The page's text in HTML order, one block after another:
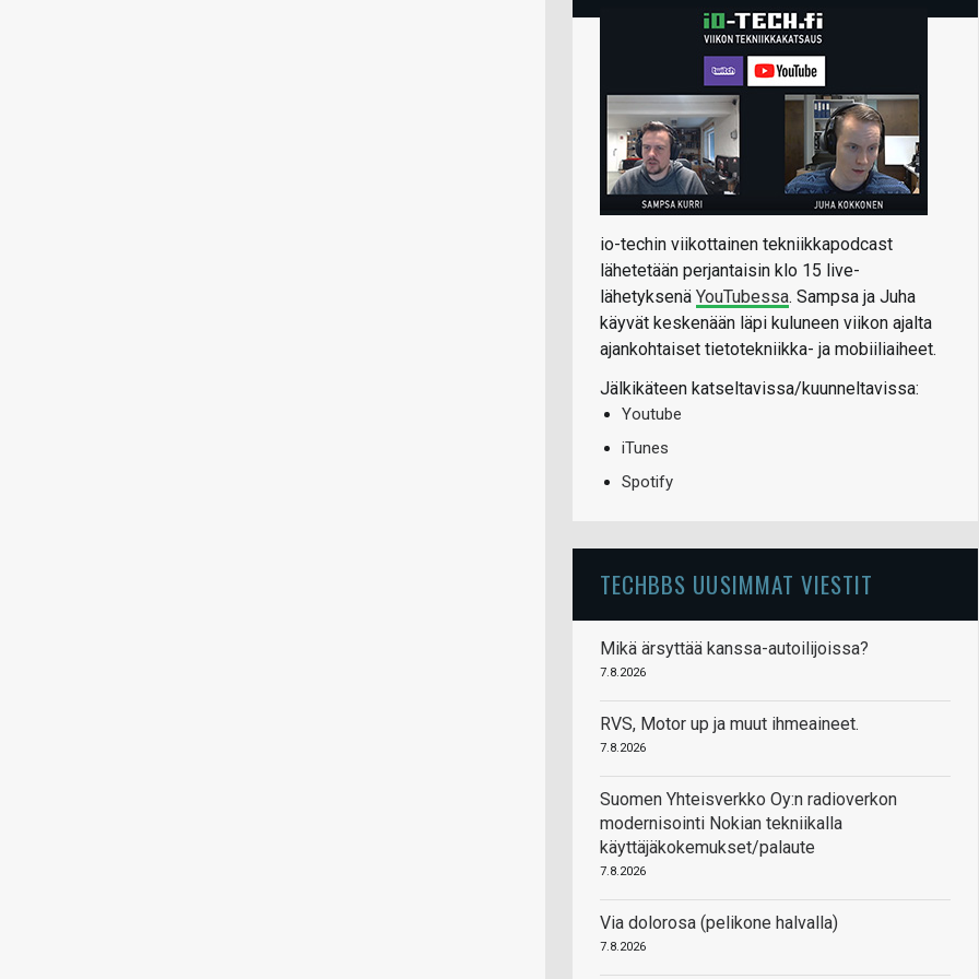
io-techin viikottainen tekniikkapodcast
lähetetään perjantaisin klo 15 live-
lähetyksenä YouTubessa. Sampsa ja Juha
käyvät keskenään läpi kuluneen viikon ajalta
ajankohtaiset tietotekniikka- ja mobiiliaiheet.
Jälkikäteen katseltavissa/kuunneltavissa:
Youtube
iTunes
Spotify
TECHBBS UUSIMMAT VIESTIT
Mikä ärsyttää kanssa-autoilijoissa?
7.8.2026
RVS, Motor up ja muut ihmeaineet.
7.8.2026
Suomen Yhteisverkko Oy:n radioverkon
modernisointi Nokian tekniikalla
käyttäjäkokemukset/palaute
7.8.2026
Via dolorosa (pelikone halvalla)
7.8.2026